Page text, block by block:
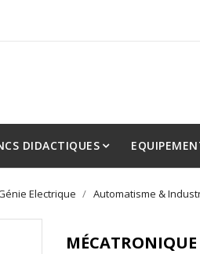
DIDACTIQUES
Electrique Automatisme &